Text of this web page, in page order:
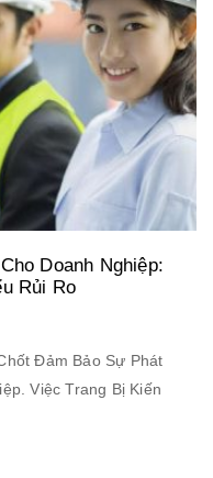
Doanh Nghiệp:
Rủi Ro
Đảm Bảo Sự Phát
Việc Trang Bị Kiến